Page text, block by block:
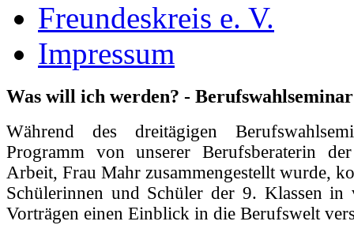
Freundeskreis e. V.
Impressum
Was will ich werden? -
Während des dreitägigen
Programm von unserer Berufsberaterin
Arbeit, Frau Mahr zusammengestellt wurde,
Schülerinnen und Schüler der 9. Klassen in
Vorträgen einen Einblick in die Berufswelt